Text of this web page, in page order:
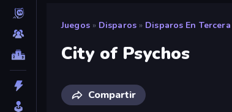
Juegos » Disparos » Disparos En
City of Psychos
Compartir